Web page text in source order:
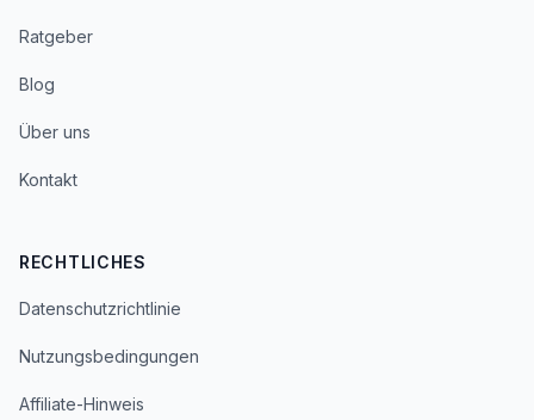
Ratgeber
Blog
Über uns
Kontakt
RECHTLICHES
Datenschutzrichtlinie
Nutzungsbedingungen
Affiliate-Hinweis